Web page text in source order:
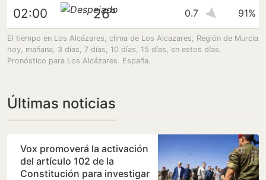
02:00 26° 0.7 91%
El tiempo en Los Alcázares, clima de Los Alcazares, Región de Murcia
hoy, mañana, 3 días, 7 días, 10 días, 15 días, en estos días.
Pronóstico para Los Alcázares. España.
Últimas noticias
Vox promoverá la activación
del artículo 102 de la
Constitución para investigar